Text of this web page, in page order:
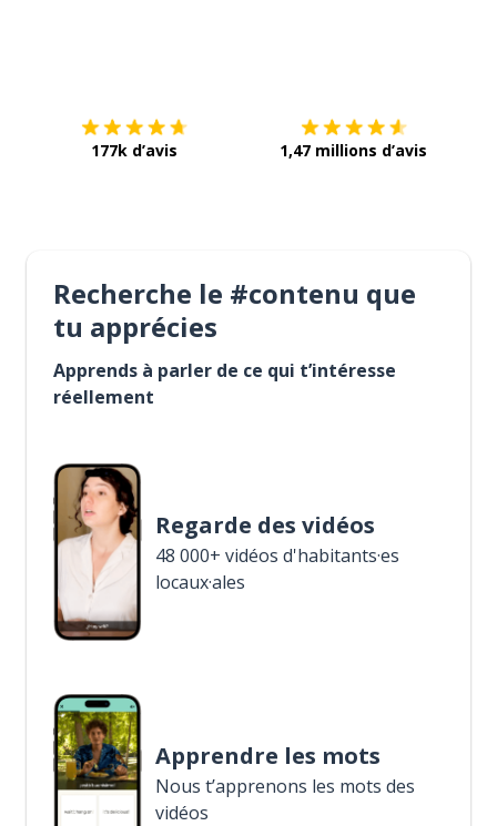
177k d’avis 1,47 millions d’avis
Recherche le #contenu que
tu apprécies
Apprends à parler de ce qui t’intéresse
réellement
Regarde des vidéos
48 000+ vidéos d'habitants·es
locaux·ales
Apprendre les mots
Nous t’apprenons les mots des
vidéos